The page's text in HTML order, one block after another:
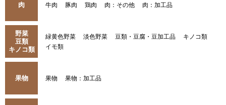
肉 牛肉 豚肉 鶏肉 肉：その他 肉：加工品
野菜
豆類
キノコ類
緑黄色野菜 淡色野菜 豆類・豆腐・豆加工品
キノコ類
イモ類
果物 果物 果物：加工品